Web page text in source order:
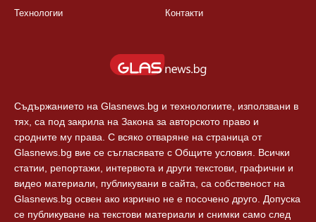
Технологии
Контакти
Съдържанието на Glasnews.bg и технологиите, използвани в
тях, са под закрила на Закона за авторското право и
сродните му права. С всяко отваряне на страница от
Glasnews.bg вие се съгласявате с Общите условия. Всички
статии, репортажи, интервюта и други текстови, графични и
видео материали, публикувани в сайта, са собственост на
Glasnews.bg освен ако изрично не е посочено друго. Допуска
се публикуване на текстови материали и снимки само след